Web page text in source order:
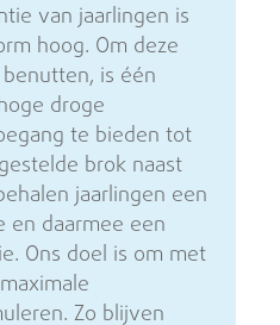
van jaarlingen is
hoog. Om deze
is één
droge
te bieden tot
brok naast
jaarlingen een
en daarmee een
Ons doel is om met
Zo blijven